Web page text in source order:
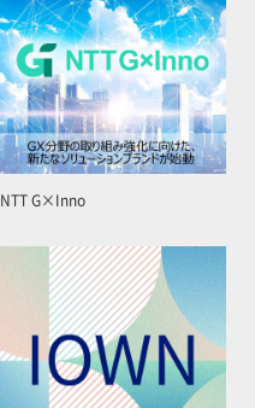
NTT G×Inno